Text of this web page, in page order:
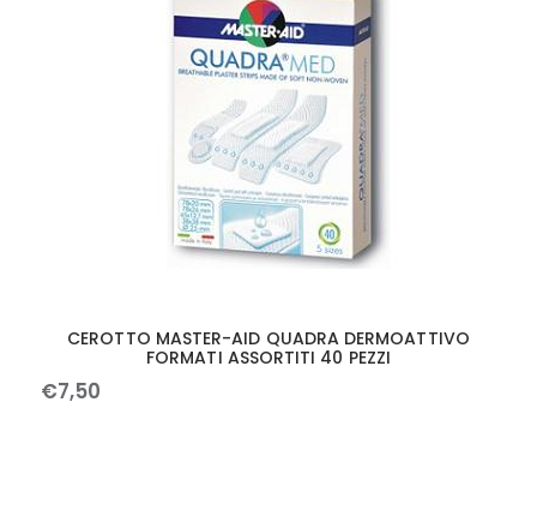
CEROTTO MASTER-AID QUADRA DERMOATTIVO
FORMATI ASSORTITI 40 PEZZI
€7,50